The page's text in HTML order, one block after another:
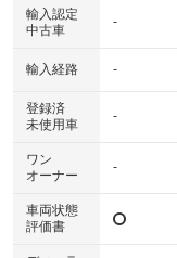
輸入認定
中古車
-
輸入経路 -
登録済
未使用車
-
ワン
オーナー
-
車両状態
評価書